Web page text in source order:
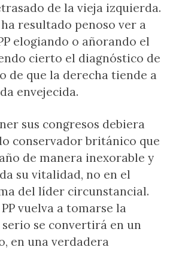
de la vieja izquierda.
resultado penoso ver a
elogiando o añorando el
cierto el diagnóstico de
de que la derecha tiende a
envejecida.
sus congresos debiera
conservador británico que
de manera inexorable y
su vitalidad, no en el
del líder circunstancial.
vuelva a tomarse la
se convertirá en un
en una verdadera